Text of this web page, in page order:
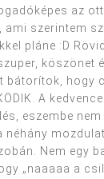
az
ami szerintem
pláne :D
köszönet
bátorítok, hogy
A
eszembe nem
néhány
Nem egy
„naaaaa a